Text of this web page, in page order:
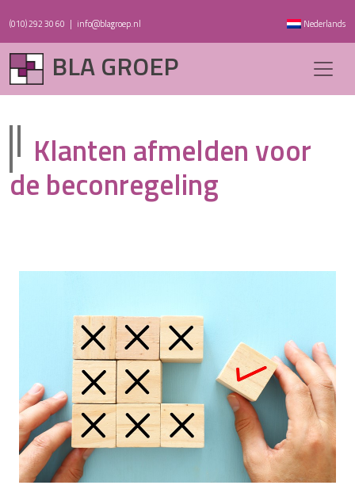
(010) 292 30 60 | info@blagroep.nl Nederlands
BLA GROEP
Klanten afmelden voor
de beconregeling